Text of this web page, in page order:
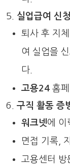
실업급여 신
퇴사 후 지
여 실업을
다.
고용24 홈
구직 활동 증
워크넷에 이
면접 기록,
고용센터 방